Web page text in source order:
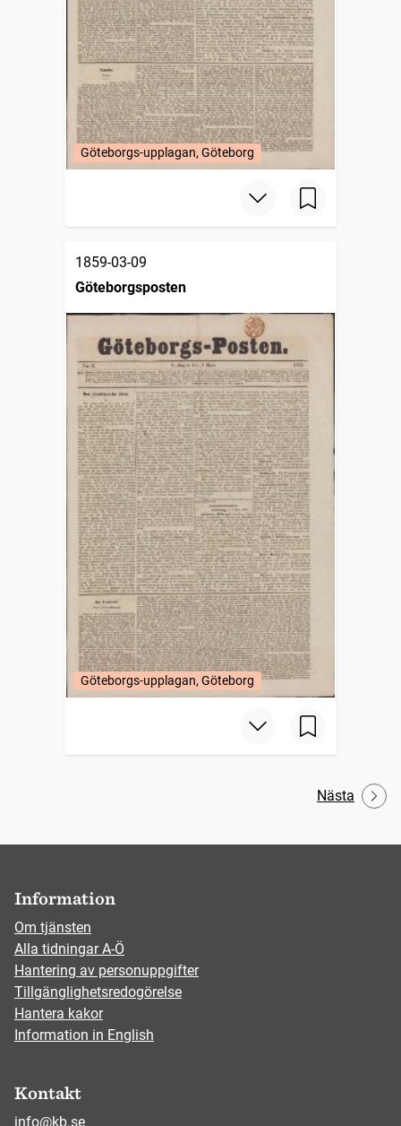
Göteborgs-upplagan, Göteborg
1859-03-09
Göteborgsposten
Göteborgs-upplagan, Göteborg
Nästa
Information
Om tjänsten
Alla tidningar A-Ö
Hantering av personuppgifter
Tillgänglighetsredogörelse
Hantera kakor
Information in English
Kontakt
info@kb.se